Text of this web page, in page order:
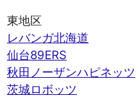
東地区
レバンガ北海道
仙台89ERS
秋田ノーザンハピネッツ
茨城ロボッツ